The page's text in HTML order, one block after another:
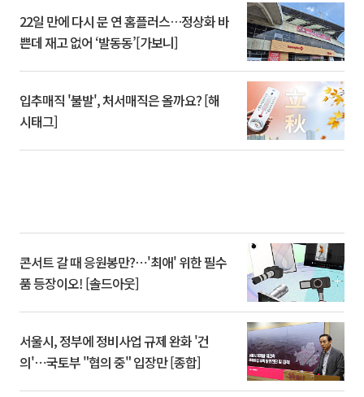
22일 만에 다시 문 연 홈플러스…정상화 바
쁜데 재고 없어 ‘발동동’[가보니]
입추매직 '불발', 처서매직은 올까요? [해
시태그]
콘서트 갈 때 응원봉만?⋯'최애' 위한 필수
품 등장이오! [솔드아웃]
서울시, 정부에 정비사업 규제 완화 '건
의'⋯국토부 "협의 중" 입장만 [종합]